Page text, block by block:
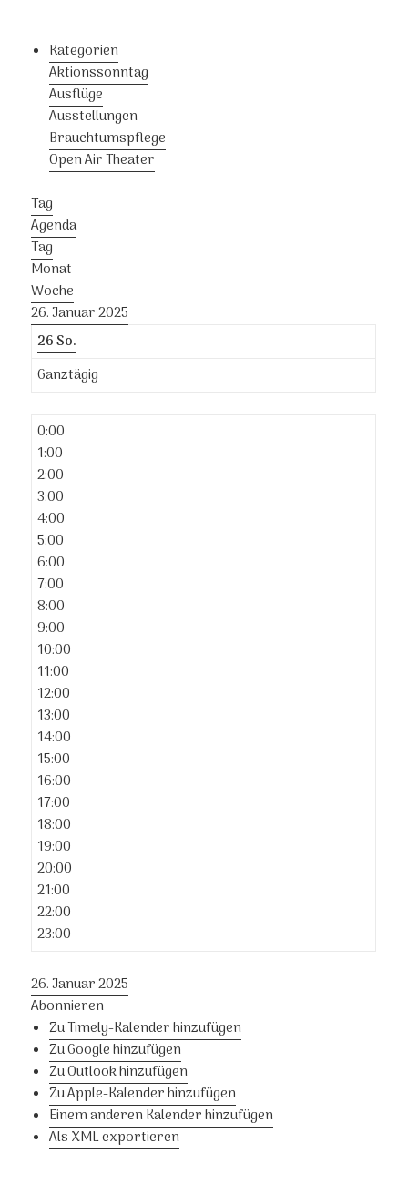
Kategorien
Aktionssonntag
Ausflüge
Ausstellungen
Brauchtumspflege
Open Air Theater
Tag
Agenda
Tag
Monat
Woche
26. Januar 2025
26So.
Ganztägig
0:00
1:00
2:00
3:00
4:00
5:00
6:00
7:00
8:00
9:00
10:00
11:00
12:00
13:00
14:00
15:00
16:00
17:00
18:00
19:00
20:00
21:00
22:00
23:00
26. Januar 2025
Abonnieren
Zu Timely-Kalender hinzufügen
Zu Google hinzufügen
Zu Outlook hinzufügen
Zu Apple-Kalender hinzufügen
Einem anderen Kalender hinzufügen
Als XML exportieren